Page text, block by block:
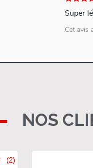
Super
Cet avis
NOS
(2)